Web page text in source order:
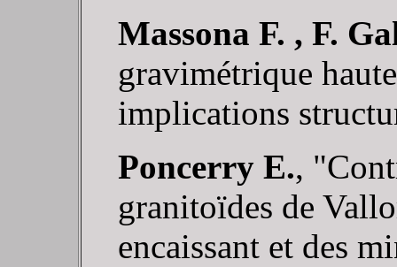
Massona F. , F.
gravimétrique
implications
Poncerry E.,
granitoïdes de
encaissant et des